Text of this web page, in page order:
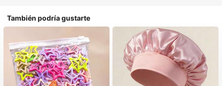
También podría gustarte